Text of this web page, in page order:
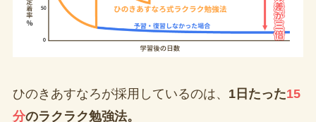
ひのきあすなろが採用しているのは、 1日たった15
分のラクラク勉強法。